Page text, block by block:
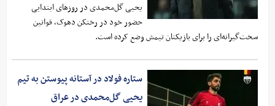
یحیی گل‌محمدی در روزهای ابتدایی
حضور خود در رختکن دهوک، قوانین
سخت‌گیرانه‌ای را برای بازیکنان تیمش وضع کرده است.
ستاره فولاد در آستانه پیوستن به تیم
یحیی گل‌محمدی در عراق